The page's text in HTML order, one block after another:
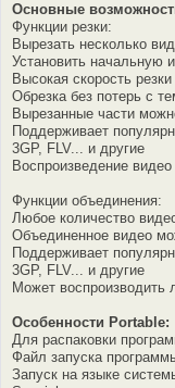
Основные
Функции резки:
Вырезать несколько
Установить начальную
Высокая скорость
Обрезка без потерь с
Вырезанные части
Поддерживает
3GP, FLV... и другие
Воспроизведение
Функции объединения:
Любое количество
Объединенное видео
Поддерживает
3GP, FLV... и другие
Может воспроизводить
Особенности Portable:
Для распаковки
Файл запуска
Запуск на языке